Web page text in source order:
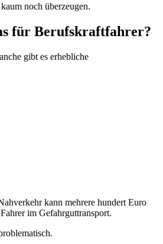
noch überzeugen.
für Berufskraftfahrer?
gibt es erhebliche
kann mehrere hundert Euro
im Gefahrguttransport.